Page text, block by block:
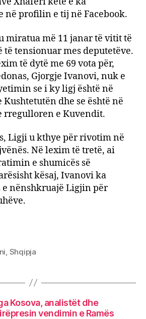
në profilin e tij në Facebook.
miratua më 11 janar të vitit të
të tensionuar mes deputetëve.
të dytë me 69 vota për,
Gjorgje Ivanovi, nuk e
se i ky ligj është në
dhe se është në
rregulloren e Kuvendit.
Ligji u kthye për rivotim në
Në lexim të tretë, ai
e shumicës së
kësaj, Ivanovi ka
e nënshkruajë Ligjin për
, Shqipja
Kosova, analistët dhe
vendimin e Ramës